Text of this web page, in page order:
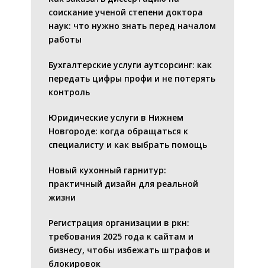
соискание ученой степени доктора
наук: что нужно знать перед началом
работы
Бухгалтерские услуги аутсорсинг: как
передать цифры профи и не потерять
контроль
Юридические услуги в Нижнем
Новгороде: когда обращаться к
специалисту и как выбрать помощь
Новый кухонный гарнитур:
практичный дизайн для реальной
жизни
Регистрация организации в ркн:
требования 2025 года к сайтам и
бизнесу, чтобы избежать штрафов и
блокировок